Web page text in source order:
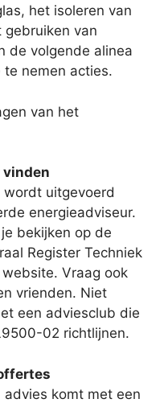
het isoleren van
gebruiken van
de volgende alinea
nemen acties.
van het
vinden
uitgevoerd
energieadviseur.
bekijken op de
Register Techniek
Vraag ook
vrienden. Niet
een adviesclub die
02 richtlijnen.
advies komt met een